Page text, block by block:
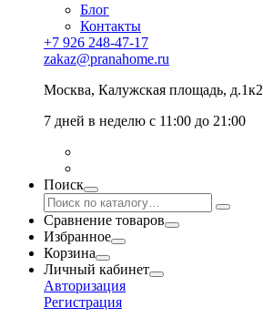
Блог
Контакты
+7 926 248-47-17
zakaz@pranahome.ru
Москва, Калужская площадь, д.1к2
7 дней в неделю с 11:00 до 21:00
Поиск
Сравнение товаров
Избранное
Корзина
Личный кабинет
Авторизация
Регистрация